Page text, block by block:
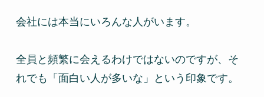
会社には本当にいろんな人がいます。
全員と頻繁に会えるわけではないのですが、そ
れでも「面白い人が多いな」という印象です。